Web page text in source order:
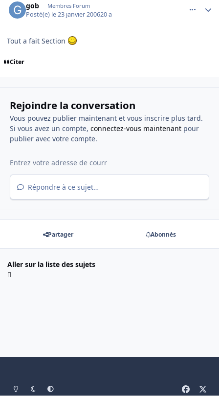
gob Membres Forum
Posté(e) le 23 janvier 200620 a
Tout a fait Section
Citer
Rejoindre la conversation
Vous pouvez publier maintenant et vous inscrire plus tard.
Si vous avez un compte, connectez-vous maintenantpour
publier avec votre compte.
Répondre à ce sujet…
Partager Abonnés
Aller sur la liste des sujets
Light ModeMode sombreSystem Preference